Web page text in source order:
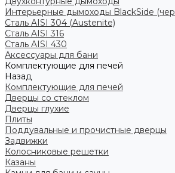
Интерьерные дымоходы BlackSide
Сталь AISI 304 (Austenite)
Сталь AISI 316
Сталь AISI 430
Аксессуары для бани
Комплектующие для печей
Назад
Комплектующие для печей
Дверцы со стеклом
Дверцы глухие
Плиты
Поддувальные и прочистные дверцы
Задвижки
Колосниковые решетки
Казаны